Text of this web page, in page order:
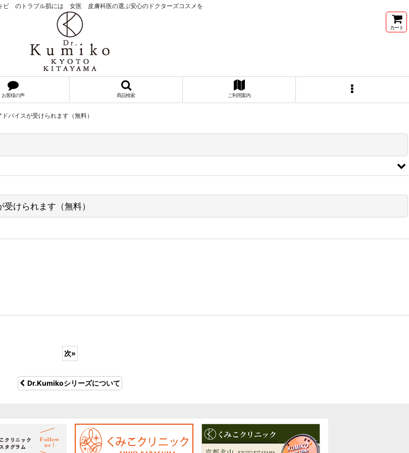
のトラブル肌には 女医 皮膚科医の選ぶ安心のドクターズコスメを
カート
お客様の声 商品検索 ご利用案内
バイスが受けられます（無料）
けられます（無料）
次»
Dr.Kumikoシリーズについて